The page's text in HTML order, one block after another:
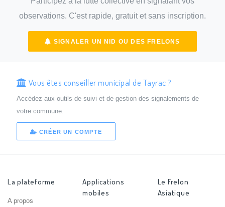
observations. C'est rapide, gratuit et sans inscription.
SIGNALER UN NID OU DES FRELONS
Vous êtes conseiller municipal de Tayrac ?
Accédez aux outils de suivi et de gestion des signalements de
votre commune.
CRÉER UN COMPTE
La plateforme
A propos
Applications
mobiles
Le Frelon
Asiatique